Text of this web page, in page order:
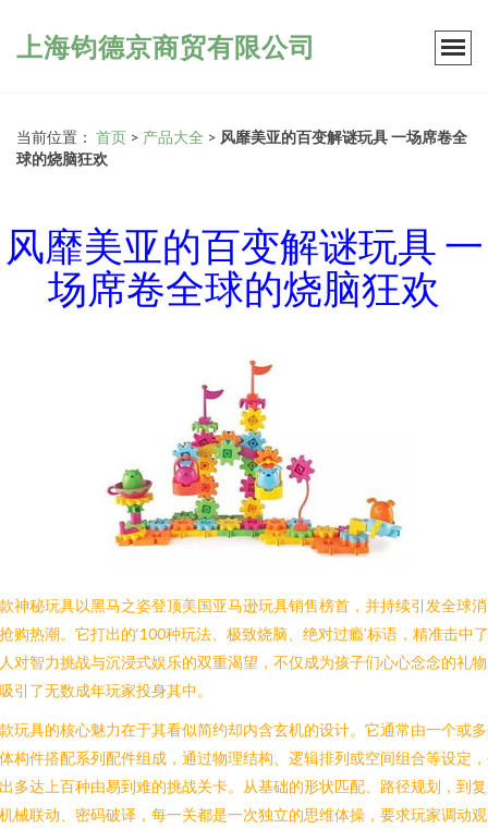
上海钧德京商贸有限公司
当前位置： 首页 > 产品大全 > 风靡美亚的百变解谜玩具 一场席卷全
球的烧脑狂欢
风靡美亚的百变解谜玩具 一
场席卷全球的烧脑狂欢
神秘玩具以黑马之姿登顶美国亚马逊玩具销售榜首，并持续引发全球
购热潮。它打出的‘100种玩法、极致烧脑、绝对过瘾’标语，精准击中
对智力挑战与沉浸式娱乐的双重渴望，不仅成为孩子们心心念念的礼
引了无数成年玩家投身其中。
玩具的核心魅力在于其看似简约却内含玄机的设计。它通常由一个或
构件搭配系列配件组成，通过物理结构、逻辑排列或空间组合等设定
多达上百种由易到难的挑战关卡。从基础的形状匹配、路径规划，到
械联动、密码破译，每一关都是一次独立的思维体操，要求玩家调动